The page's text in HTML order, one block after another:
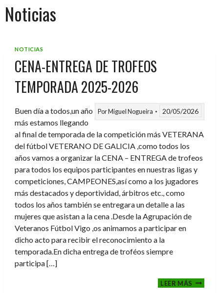
Noticias
NOTICIAS
CENA-ENTREGA DE TROFEOS
TEMPORADA 2025-2026
PorMiguel Nogueira 20/05/2026
Buen día a todos,un año
más estamos llegando
al final de temporada de la competición más VETERANA
del fútbol VETERANO DE GALICIA ,como todos los
años vamos a organizar la CENA – ENTREGA de trofeos
para todos los equipos participantes en nuestras ligas y
competiciones, CAMPEONES,así como a los jugadores
más destacados y deportividad, árbitros etc., como
todos los años también se entregara un detalle a las
mujeres que asistan a la cena .Desde la Agrupación de
Veteranos Fútbol Vigo ,os animamos a participar en
dicho acto para recibir el reconocimiento a la
temporada.En dicha entrega de troféos siempre
participa […]
LEER MÁSCENA-